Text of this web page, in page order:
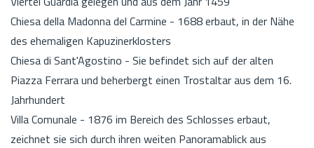
Chiesa della Madonna del Carmine - 1688 erbaut, in der Nähe
des ehemaligen Kapuzinerklosters
Chiesa di Sant'Agostino - Sie befindet sich auf der alten
Piazza Ferrara und beherbergt einen Trostaltar aus dem 16.
Jahrhundert
Villa Comunale - 1876 im Bereich des Schlosses erbaut,
zeichnet sie sich durch ihren weiten Panoramablick aus